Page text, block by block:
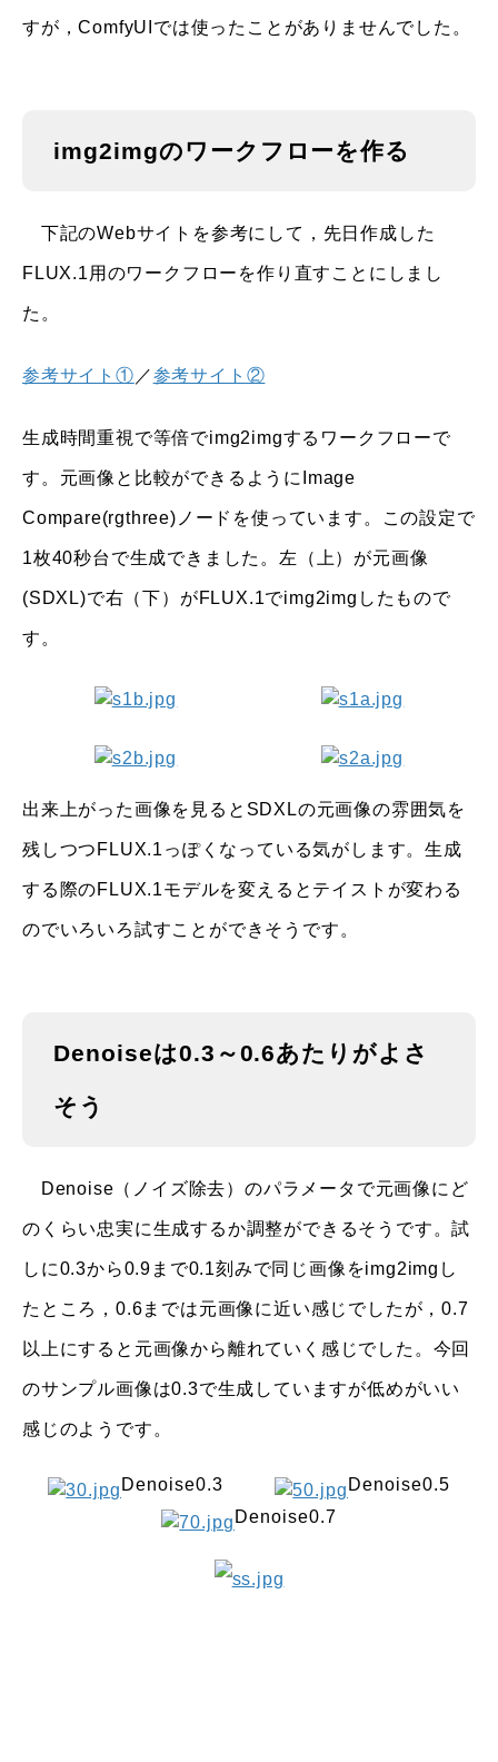
すが，ComfyUIでは使ったことがありませんでした。
img2imgのワークフローを作る
下記のWebサイトを参考にして，先日作成した
FLUX.1用のワークフローを作り直すことにしまし
た。
参考サイト① ／参考サイト②
生成時間重視で等倍でimg2imgするワークフローで
す。元画像と比較ができるようにImage
Compare(rgthree)ノードを使っています。この設定で
1枚40秒台で生成できました。左（上）が元画像
(SDXL)で右（下）がFLUX.1でimg2imgしたもので
す。
出来上がった画像を見るとSDXLの元画像の雰囲気を
残しつつFLUX.1っぽくなっている気がします。生成
する際のFLUX.1モデルを変えるとテイストが変わる
のでいろいろ試すことができそうです。
Denoiseは0.3～0.6あたりがよさ
そう
Denoise（ノイズ除去）のパラメータで元画像にど
のくらい忠実に生成するか調整ができるそうです。試
しに0.3から0.9まで0.1刻みで同じ画像をimg2imgし
たところ，0.6までは元画像に近い感じでしたが，0.7
以上にすると元画像から離れていく感じでした。今回
のサンプル画像は0.3で生成していますが低めがいい
感じのようです。
Denoise0.3
Denoise0.5
Denoise0.7